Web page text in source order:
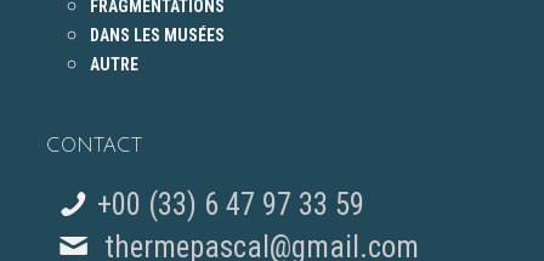
FRAGMENTATIONS
DANS LES MUSÉES
AUTRE
CONTACT
+00 (33) 6 47 97 33 59
thermepascal@gmail.com